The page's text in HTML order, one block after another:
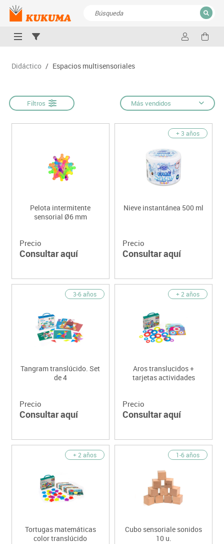
CERRAR
Didáctico / Espacios multisensoriales
Filtros Más vendidos
Pelota intermitente
sensorial Ø6 mm
Precio
Consultar aquí
+ 3 años
Nieve instantánea 500 ml
Precio
Consultar aquí
3-6 años
Tangram translúcido. Set
de 4
Precio
Consultar aquí
+ 2 años
Aros translucidos +
tarjetas actividades
Precio
Consultar aquí
+ 2 años
Tortugas matemáticas
color translúcido
1-6 años
Cubo sensoriale sonidos
10 u.